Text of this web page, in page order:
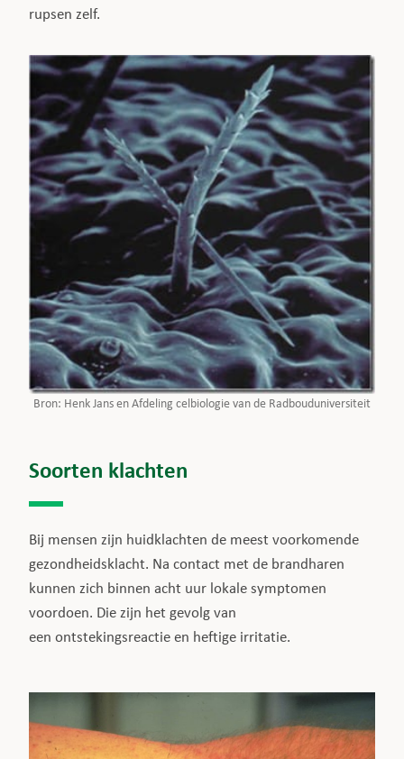
rupsen zelf.
Bron: Henk Jans en Afdeling celbiologie van de Radbouduniversiteit
Soorten klachten
Bij mensen zijn huidklachten de meest voorkomende
gezondheidsklacht. Na contact met de brandharen
kunnen zich binnen acht uur lokale symptomen
voordoen. Die zijn het gevolg van
een ontstekingsreactie en heftige irritatie.